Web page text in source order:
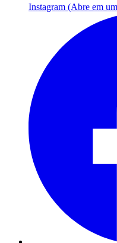
Instagram (Abre em